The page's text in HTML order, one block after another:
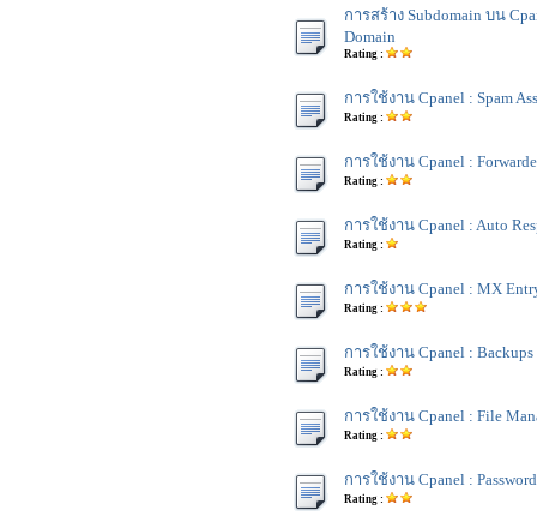
การสร้าง Subdomain บน
Domain
Rating :
การใช้งาน Cpanel : Spam
Rating :
การใช้งาน Cpanel :
Rating :
การใช้งาน Cpanel : Auto
Rating :
การใช้งาน Cpanel : MX
Rating :
การใช้งาน Cpanel : Backups
Rating :
การใช้งาน Cpanel : File
Rating :
การใช้งาน Cpanel :
Rating :